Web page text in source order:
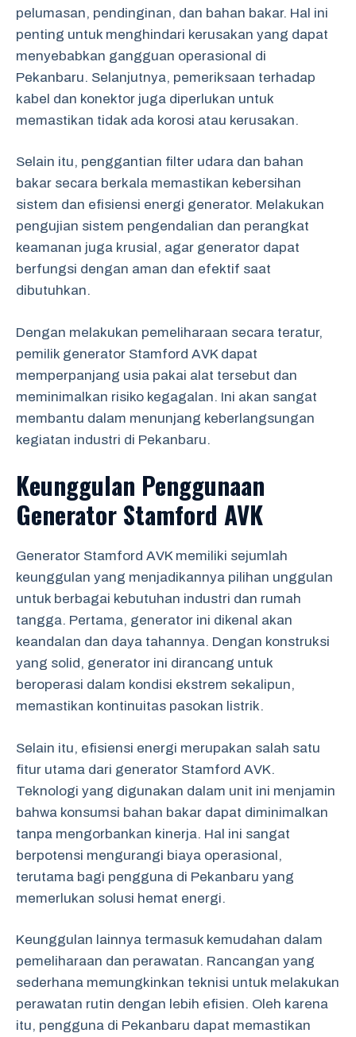
pelumasan, pendinginan, dan bahan bakar. Hal ini
penting untuk menghindari kerusakan yang dapat
menyebabkan gangguan operasional di
Pekanbaru. Selanjutnya, pemeriksaan terhadap
kabel dan konektor juga diperlukan untuk
memastikan tidak ada korosi atau kerusakan.
Selain itu, penggantian filter udara dan bahan
bakar secara berkala memastikan kebersihan
sistem dan efisiensi energi generator. Melakukan
pengujian sistem pengendalian dan perangkat
keamanan juga krusial, agar generator dapat
berfungsi dengan aman dan efektif saat
dibutuhkan.
Dengan melakukan pemeliharaan secara teratur,
pemilik generator Stamford AVK dapat
memperpanjang usia pakai alat tersebut dan
meminimalkan risiko kegagalan. Ini akan sangat
membantu dalam menunjang keberlangsungan
kegiatan industri di Pekanbaru.
Keunggulan Penggunaan
Generator Stamford AVK
Generator Stamford AVK memiliki sejumlah
keunggulan yang menjadikannya pilihan unggulan
untuk berbagai kebutuhan industri dan rumah
tangga. Pertama, generator ini dikenal akan
keandalan dan daya tahannya. Dengan konstruksi
yang solid, generator ini dirancang untuk
beroperasi dalam kondisi ekstrem sekalipun,
memastikan kontinuitas pasokan listrik.
Selain itu, efisiensi energi merupakan salah satu
fitur utama dari generator Stamford AVK.
Teknologi yang digunakan dalam unit ini menjamin
bahwa konsumsi bahan bakar dapat diminimalkan
tanpa mengorbankan kinerja. Hal ini sangat
berpotensi mengurangi biaya operasional,
terutama bagi pengguna di Pekanbaru yang
memerlukan solusi hemat energi.
Keunggulan lainnya termasuk kemudahan dalam
pemeliharaan dan perawatan. Rancangan yang
sederhana memungkinkan teknisi untuk melakukan
perawatan rutin dengan lebih efisien. Oleh karena
itu, pengguna di Pekanbaru dapat memastikan